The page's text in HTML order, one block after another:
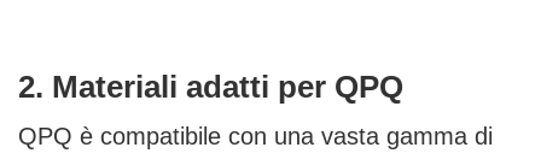
2. Materiali adatti per QPQ
QPQ è compatibile con una vasta gamma di